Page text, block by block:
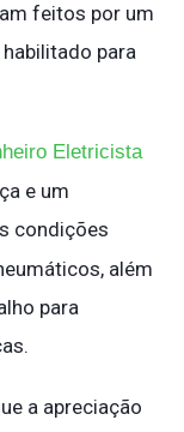
feitos por um
para
Eletricista
e um
condições
além
para
a apreciação